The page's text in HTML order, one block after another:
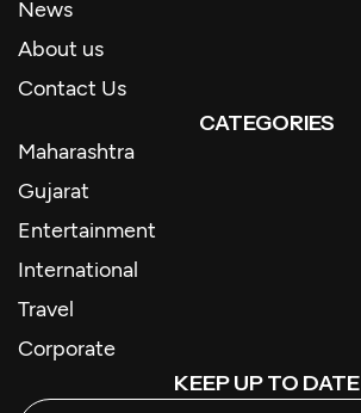
News
About us
Contact Us
CATEGORIES
Maharashtra
Gujarat
Entertainment
International
Travel
Corporate
KEEP UP TO DATE